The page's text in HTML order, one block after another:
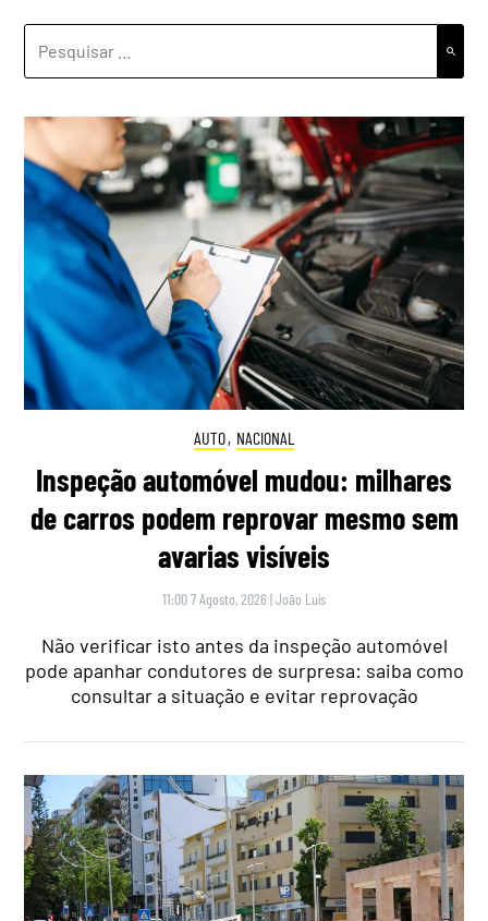
AUTO, NACIONAL
Inspeção automóvel mudou: milhares
de carros podem reprovar mesmo sem
avarias visíveis
11:00 7 Agosto, 2026 |João Luís
Não verificar isto antes da inspeção automóvel
pode apanhar condutores de surpresa: saiba como
consultar a situação e evitar reprovação